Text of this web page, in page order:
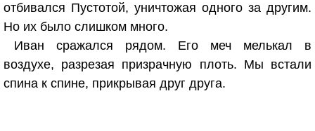
отбивался Пустотой, уничтожая одного за другим.
Но их было слишком много.
Иван сражался рядом. Его меч мелькал в
воздухе, разрезая призрачную плоть. Мы встали
спина к спине, прикрывая друг друга.